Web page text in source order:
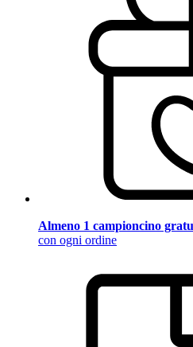
Almeno 1 campioncino
con ogni ordine